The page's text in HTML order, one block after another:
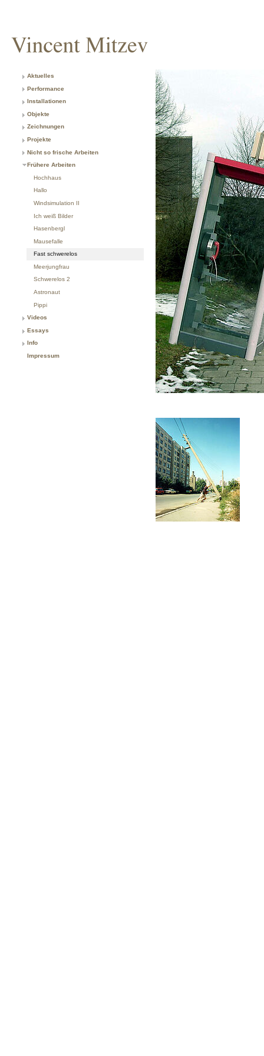
Aktuelles
Performance
Installationen
Objekte
Zeichnungen
Projekte
Nicht so frische Arbeiten
Frühere Arbeiten
Hochhaus
Hallo
Windsimulation II
Ich weiß Bilder
Hasenbergl
Mausefalle
Fast schwerelos
Meerjungfrau
Schwerelos 2
Astronaut
Pippi
Videos
Essays
Info
Impressum